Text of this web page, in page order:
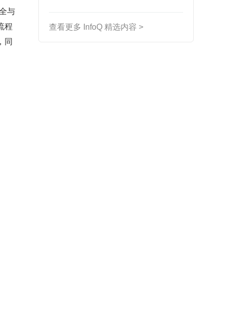
与
程
同
查看更多 InfoQ 精选内容 >